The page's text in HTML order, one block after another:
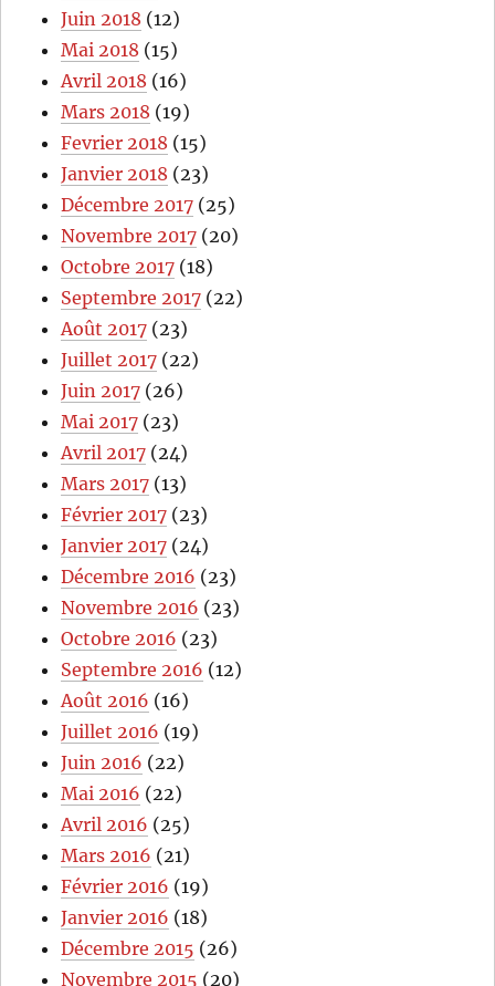
Juin 2018 (12)
Mai 2018 (15)
Avril 2018 (16)
Mars 2018 (19)
Fevrier 2018 (15)
Janvier 2018 (23)
Décembre 2017 (25)
Novembre 2017 (20)
Octobre 2017 (18)
Septembre 2017 (22)
Août 2017 (23)
Juillet 2017 (22)
Juin 2017 (26)
Mai 2017 (23)
Avril 2017 (24)
Mars 2017 (13)
Février 2017 (23)
Janvier 2017 (24)
Décembre 2016 (23)
Novembre 2016 (23)
Octobre 2016 (23)
Septembre 2016 (12)
Août 2016 (16)
Juillet 2016 (19)
Juin 2016 (22)
Mai 2016 (22)
Avril 2016 (25)
Mars 2016 (21)
Février 2016 (19)
Janvier 2016 (18)
Décembre 2015 (26)
Novembre 2015 (20)